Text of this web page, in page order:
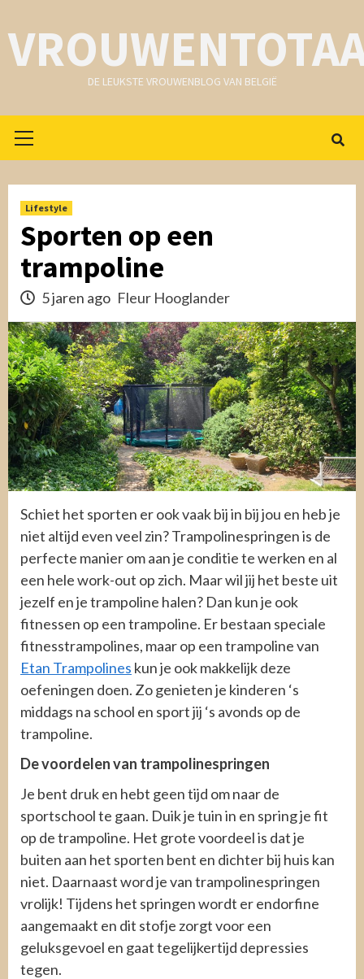
to
content
DE LEUKSTE VROUWENBLOG VAN BELGIË
menu
Lifestyle
Sporten op een
trampoline
5 jaren ago Fleur Hooglander
Schiet het sporten er ook vaak bij in bij jou en heb je
niet altijd even veel zin? Trampolinespringen is de
perfecte manier om aan je conditie te werken en al
een hele work-out op zich. Maar wil jij het beste uit
jezelf en je trampoline halen? Dan kun je ook
fitnessen op een trampoline. Er bestaan speciale
fitnesstrampolines, maar op een trampoline van
Etan Trampolines kun je ook makkelijk deze
oefeningen doen. Zo genieten je kinderen ‘s
middags na school en sport jij ‘s avonds op de
trampoline.
De voordelen van trampolinespringen
Je bent druk en hebt geen tijd om naar de
sportschool te gaan. Duik je tuin in en spring je fit
op de trampoline. Het grote voordeel is dat je
buiten aan het sporten bent en dichter bij huis kan
niet. Daarnaast word je van trampolinespringen
vrolijk! Tijdens het springen wordt er endorfine
aangemaakt en dit stofje zorgt voor een
geluksgevoel en gaat tegelijkertijd depressies
tegen.